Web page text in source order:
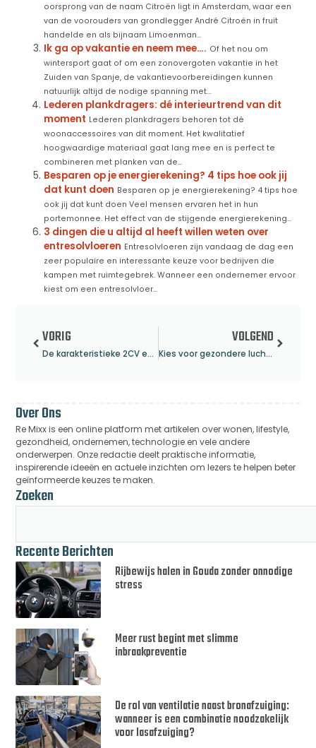
oorsprong van de naam Citroën ligt in Amsterdam, waar een
van de voorouders van grondlegger André Citroën in fruit
handelde en als bijnaam Limoenman...
Ik ga op vakantie en neem mee…. Of het nou om
wintersport gaat of om een zonovergoten vakantie in het
Zuiden van Spanje, de vakantievoorbereidingen kunnen
natuurlijk altijd de nodige spanning met...
Lederen plankdragers: dé interieurtrend van dit
moment Lederen plankdragers behoren tot dé
woonaccessoires van dit moment. Het kwalitatief
hoogwaardige materiaal gaat lang mee en is perfect te
combineren met planken van de...
Besparen op je energierekening? 4 tips hoe ook jij
dat kunt doen Besparen op je energierekening? 4 tips hoe
ook jij dat kunt doen Veel mensen ervaren het in hun
portemonnee. Het effect van de stijgende energierekening...
3 dingen die u altijd al heeft willen weten over
entresolvloeren Entresolvloeren zijn vandaag de dag een
zeer populaire en interessante keuze voor bedrijven die
kampen met ruimtegebrek. Wanneer een ondernemer ervoor
kiest om een entresolvloer...
VORIG
De karakteristieke 2CV en DS van Citroën
VOLGEND
Kies voor gezondere luchtkwaliteit. Ga voor infrarood
Over Ons
Re Mixx is een online platform met artikelen over wonen, lifestyle,
gezondheid, ondernemen, technologie en vele andere
onderwerpen. Onze redactie deelt praktische informatie,
inspirerende ideeën en actuele inzichten om lezers te helpen beter
geïnformeerde keuzes te maken.
Zoeken
Recente Berichten
Rijbewijs halen in Gouda zonder onnodige
stress
Meer rust begint met slimme
inbraakpreventie
De rol van ventilatie naast bronafzuiging:
wanneer is een combinatie noodzakelijk
voor lasafzuiging?